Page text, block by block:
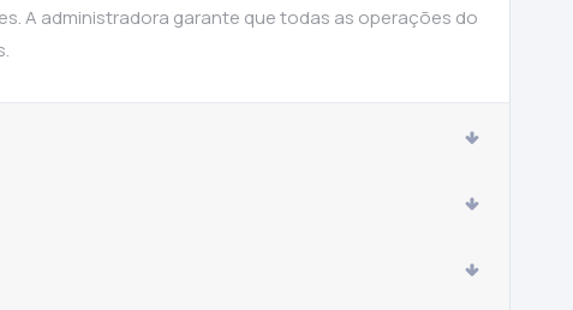
A administradora garante que todas as operações do